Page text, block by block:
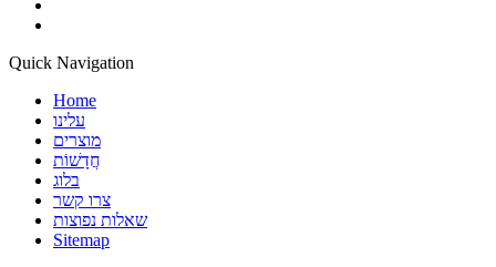
Quick Navigation
Home
עלינו
מוצרים
חֲדָשׁוֹת
בלוג
צרו קשר
שאלות נפוצות
Sitemap